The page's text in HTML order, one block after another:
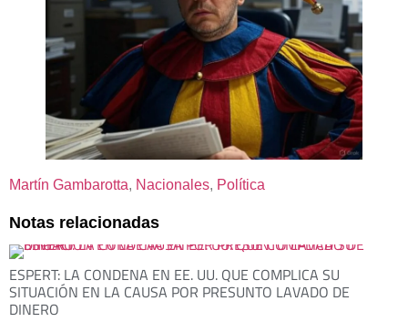
Martín Gambarotta, Nacionales, Política
Notas relacionadas
ESPERT: LA CONDENA EN EE. UU. QUE COMPLICA SU
SITUACIÓN EN LA CAUSA POR PRESUNTO LAVADO DE
DINERO